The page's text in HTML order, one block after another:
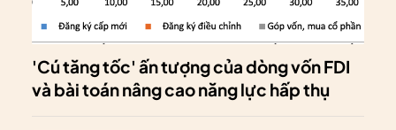
'Cú tăng tốc' ấn tượng của dòng vốn FDI
và bài toán nâng cao năng lực hấp thụ